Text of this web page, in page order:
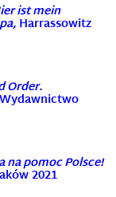
ist mein
Harrassowitz
Order.
na pomoc Polsce!
2021